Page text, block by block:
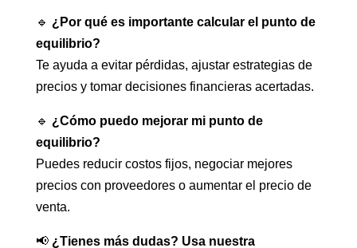
🔹 ¿Por qué es importante calcular el punto de
equilibrio?
Te ayuda a evitar pérdidas, ajustar estrategias de
precios y tomar decisiones financieras acertadas.
🔹 ¿Cómo puedo mejorar mi punto de
equilibrio?
Puedes reducir costos fijos, negociar mejores
precios con proveedores o aumentar el precio de
venta.
📢 ¿Tienes más dudas? Usa nuestra